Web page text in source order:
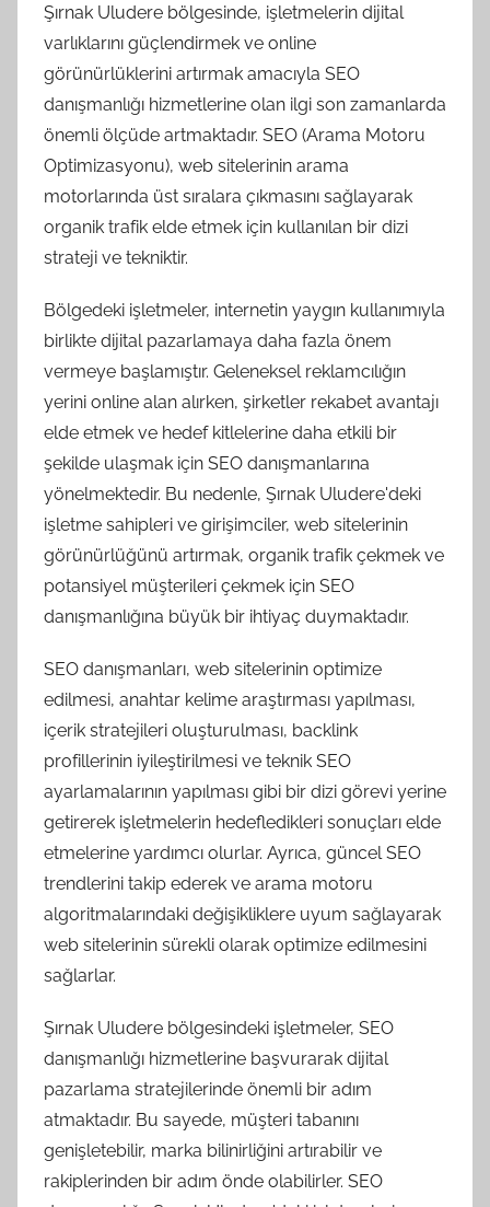
Şırnak Uludere bölgesinde, işletmelerin dijital
varlıklarını güçlendirmek ve online
görünürlüklerini artırmak amacıyla SEO
danışmanlığı hizmetlerine olan ilgi son zamanlarda
önemli ölçüde artmaktadır. SEO (Arama Motoru
Optimizasyonu), web sitelerinin arama
motorlarında üst sıralara çıkmasını sağlayarak
organik trafik elde etmek için kullanılan bir dizi
strateji ve tekniktir.
Bölgedeki işletmeler, internetin yaygın kullanımıyla
birlikte dijital pazarlamaya daha fazla önem
vermeye başlamıştır. Geleneksel reklamcılığın
yerini online alan alırken, şirketler rekabet avantajı
elde etmek ve hedef kitlelerine daha etkili bir
şekilde ulaşmak için SEO danışmanlarına
yönelmektedir. Bu nedenle, Şırnak Uludere'deki
işletme sahipleri ve girişimciler, web sitelerinin
görünürlüğünü artırmak, organik trafik çekmek ve
potansiyel müşterileri çekmek için SEO
danışmanlığına büyük bir ihtiyaç duymaktadır.
SEO danışmanları, web sitelerinin optimize
edilmesi, anahtar kelime araştırması yapılması,
içerik stratejileri oluşturulması, backlink
profillerinin iyileştirilmesi ve teknik SEO
ayarlamalarının yapılması gibi bir dizi görevi yerine
getirerek işletmelerin hedefledikleri sonuçları elde
etmelerine yardımcı olurlar. Ayrıca, güncel SEO
trendlerini takip ederek ve arama motoru
algoritmalarındaki değişikliklere uyum sağlayarak
web sitelerinin sürekli olarak optimize edilmesini
sağlarlar.
Şırnak Uludere bölgesindeki işletmeler, SEO
danışmanlığı hizmetlerine başvurarak dijital
pazarlama stratejilerinde önemli bir adım
atmaktadır. Bu sayede, müşteri tabanını
genişletebilir, marka bilinirliğini artırabilir ve
rakiplerinden bir adım önde olabilirler. SEO